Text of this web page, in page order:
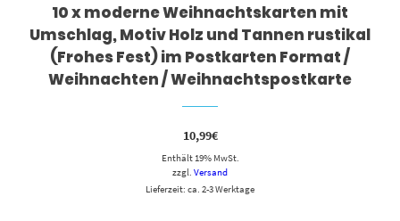
10 x moderne Weihnachtskarten mit
Umschlag, Motiv Holz und Tannen rustikal
(Frohes Fest) im Postkarten Format /
Weihnachten / Weihnachtspostkarte
10,99€
Enthält 19% MwSt.
zzgl. Versand
Lieferzeit: ca. 2-3 Werktage